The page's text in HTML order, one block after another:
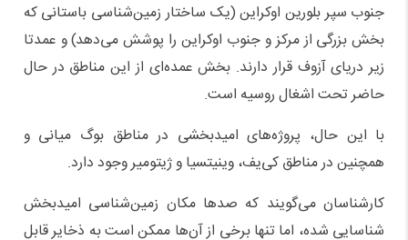
جنوب سپر بلورین اوکراین (یک ساختار زمین‌شناسی باستانی که
بخش بزرگی از مرکز و جنوب اوکراین را پوشش می‌دهد) و عمدتا
زیر دریای آزوف قرار دارند. بخش عمده‌ای از این مناطق در حال
حاضر تحت اشغال روسیه است.
با این ‌حال، پروژه‌های امیدبخشی در مناطق بوگ میانی و
همچنین در مناطق کی‌یف، وینیتسیا و ژیتومیر وجود دارد.
کارشناسان می‌گویند که صدها مکان زمین‌شناسی امیدبخش
شناسایی شده‌، اما تنها برخی از آن‌ها ممکن است به ذخایر قابل